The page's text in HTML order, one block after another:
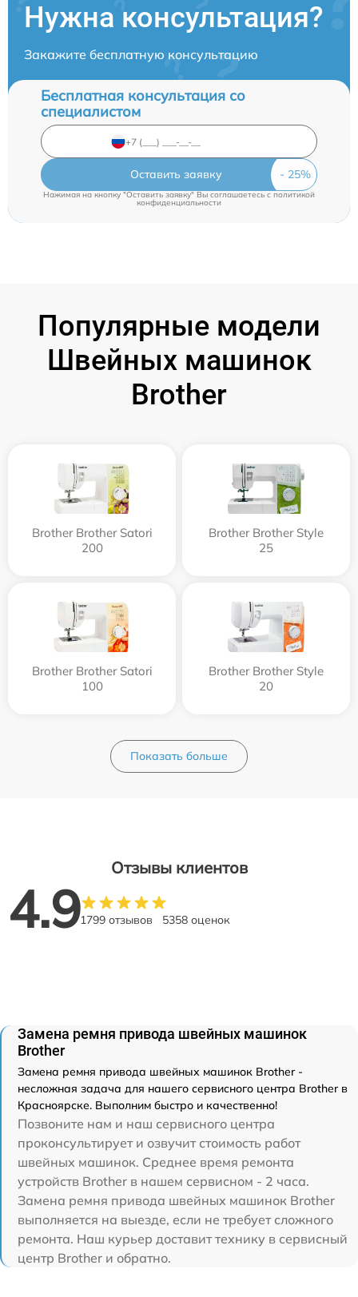
Нужна консультация?
Закажите бесплатную консультацию
Бесплатная консультация со
специалистом
Оставить заявку
Нажимая на кнопку "Оставить заявку" Вы соглашаетесь c политикой
конфиденциальности
Популярные модели
Швейных машинок
Brother
Brother Brother Satori
200
Brother Brother Style
25
Brother Brother Satori
100
Brother Brother Style
20
Показать больше
Отзывы клиентов
4.91799 отзывов 5358 оценок
Замена ремня привода швейных машинок
Brother
Замена ремня привода швейных машинок Brother -
несложная задача для нашего сервисного центра Brother в
Красноярске. Выполним быстро и качественно!
Позвоните нам и наш сервисного центра
проконсультирует и озвучит стоимость работ
швейных машинок. Среднее время ремонта
устройств Brother в нашем сервисном - 2 часа.
Замена ремня привода швейных машинок Brother
выполняется на выезде, если не требует сложного
ремонта. Наш курьер доставит технику в сервисный
центр Brother и обратно.